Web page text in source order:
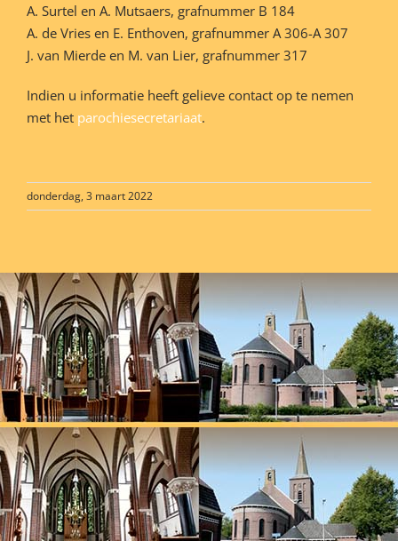
A. Surtel en A. Mutsaers, grafnummer B 184
A. de Vries en E. Enthoven, grafnummer A 306-A 307
J. van Mierde en M. van Lier, grafnummer 317
Indien u informatie heeft gelieve contact op te nemen
met het parochiesecretariaat.
donderdag, 3 maart 2022